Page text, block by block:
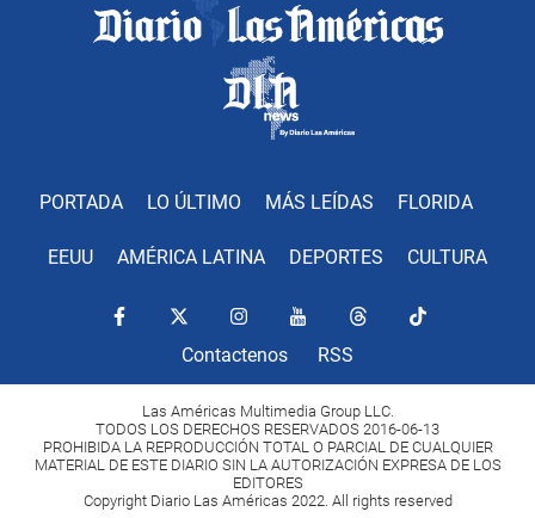
PORTADA LO ÚLTIMO MÁS LEÍDAS FLORIDA
EEUU AMÉRICA LATINA DEPORTES CULTURA
Contactenos RSS
Las Américas Multimedia Group LLC.
TODOS LOS DERECHOS RESERVADOS 2016-06-13
PROHIBIDA LA REPRODUCCIÓN TOTAL O PARCIAL DE CUALQUIER
MATERIAL DE ESTE DIARIO SIN LA AUTORIZACIÓN EXPRESA DE LOS
EDITORES
Copyright Diario Las Américas 2022. All rights reserved